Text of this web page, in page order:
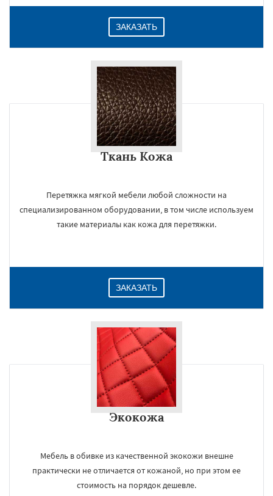
ЗАКАЗАТЬ
Ткань Кожа
Перетяжка мягкой мебели любой сложности на
специализированном оборудовании, в том числе используем
такие материалы как кожа для перетяжки.
ЗАКАЗАТЬ
Экокожа
Мебель в обивке из качественной экокожи внешне
практически не отличается от кожаной, но при этом ее
стоимость на порядок дешевле.